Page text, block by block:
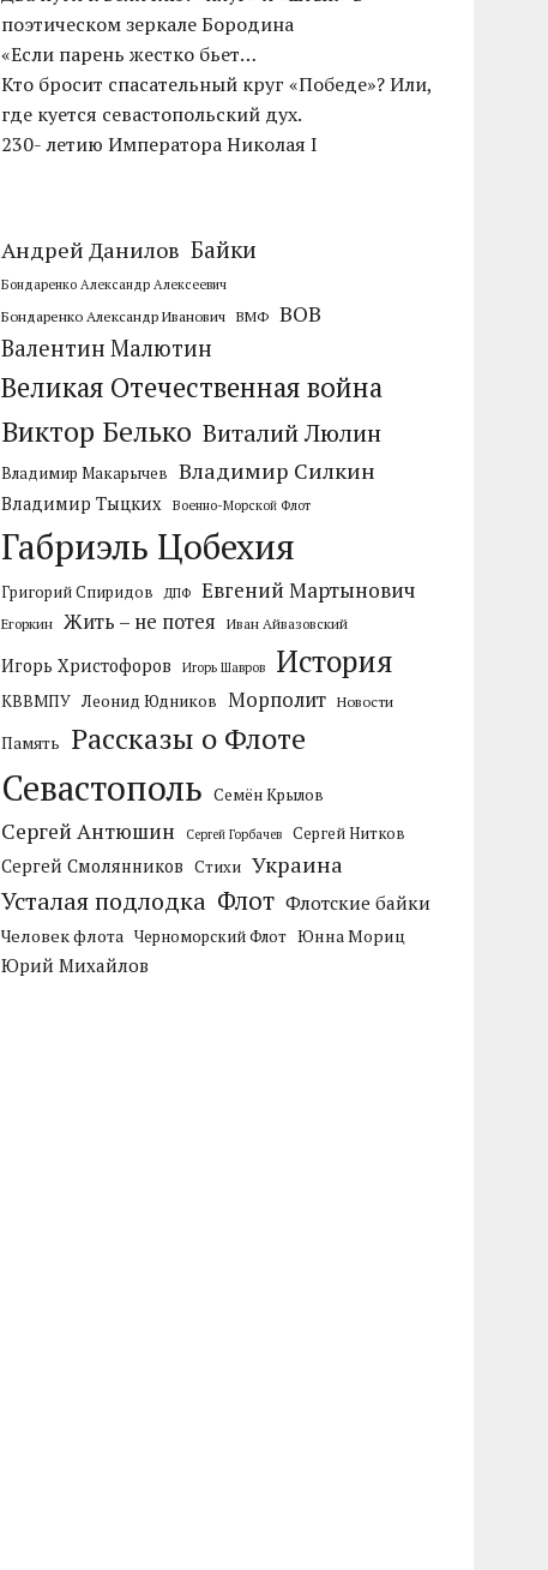
поэтическом зеркале Бородина
«Если парень жестко бьет…
Кто бросит спасательный круг «Победе»? Или,
где куется севастопольский дух.
230- летию Императора Николая I
Андрей Данилов Байки
Бондаренко Александр Алексеевич
Бондаренко Александр Иванович ВМФ ВОВ
Валентин Малютин
Великая Отечественная война
Виктор Белько Виталий Люлин
Владимир Макарычев Владимир Силкин
Владимир Тыцких Военно-Морской Флот
Габриэль Цобехия
Григорий Спиридов ДПФ Евгений Мартынович
Егоркин Жить – не потея Иван Айвазовский
Игорь Христофоров Игорь Шавров История
КВВМПУ Леонид Юдников Морполит Новости
Память Рассказы о Флоте
Севастополь Семён Крылов
Сергей Антюшин Сергей Горбачев Сергей Нитков
Сергей Смолянников Стихи Украина
Усталая подлодка Флот Флотские байки
Человек флота Черноморский Флот Юнна Мориц
Юрий Михайлов